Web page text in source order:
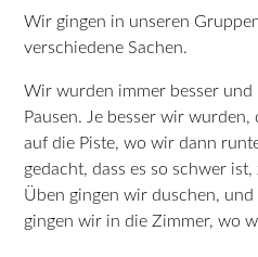
Wir gingen in unseren
verschiedene Sachen.
Wir wurden immer besser und
Pausen. Je besser wir
auf die Piste, wo wir dann
gedacht, dass es so schwer
Üben gingen wir duschen, und
gingen wir in die Zimmer, wo